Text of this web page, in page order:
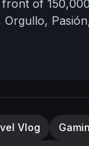
of
Vlog